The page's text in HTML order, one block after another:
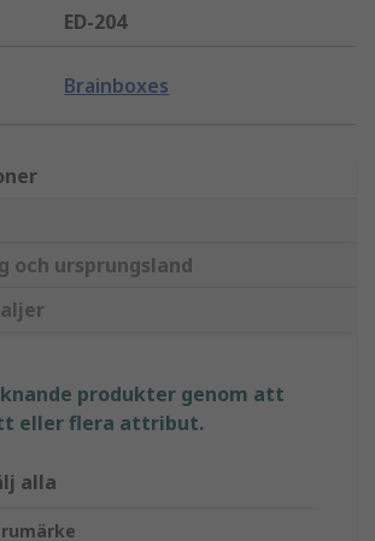
ED-204
Brainboxes
och ursprungsland
produkter genom att
eller flera attribut.
alla